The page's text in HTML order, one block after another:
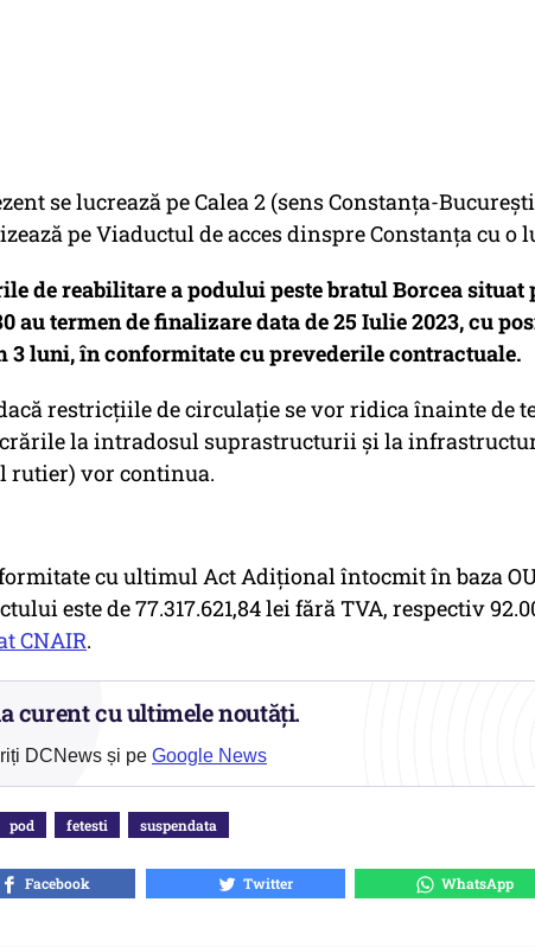
se lucrează pe Calea 2 (sens Constanța-
pe Viaductul de acces dinspre Constanța cu o
de reabilitare a podului peste bratul Borcea situat
au termen de finalizare data de 25 Iulie 2023, cu
3 luni, în conformitate cu prevederile contractuale.
restricțiile de circulație se vor ridica înainte de
la intradosul suprastructurii și la
rutier) vor continua.
cu ultimul Act Adițional întocmit în baza
este de 77.317.621,84 lei fără TVA, respectiv
CNAIR.
curent cu ultimele noutăți.
DCNews și pe Google News
pod fetesti suspendata
Facebook Twitter WhatsApp